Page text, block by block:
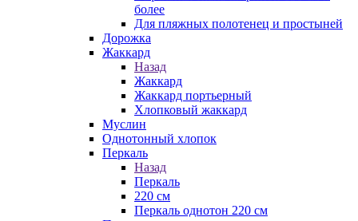
более
Для пляжных полотенец и простыней
Дорожка
Жаккард
Назад
Жаккард
Жаккард портьерный
Хлопковый жаккард
Муслин
Однотонный хлопок
Перкаль
Назад
Перкаль
220 см
Перкаль однотон 220 см